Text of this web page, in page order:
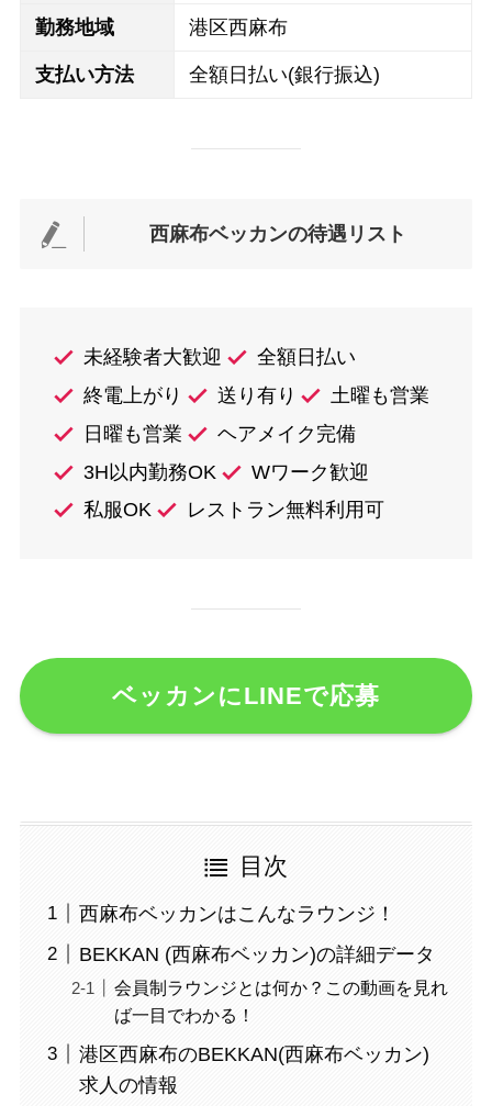
勤務地域 港区西麻布
支払い方法 全額日払い(銀行振込)
西麻布ベッカンの待遇リスト
未経験者大歓迎
全額日払い
終電上がり
送り有り
土曜も営業
日曜も営業
ヘアメイク完備
3H以内勤務OK
Wワーク歓迎
私服OK
レストラン無料利用可
ベッカンにLINEで応募
目次
西麻布ベッカンはこんなラウンジ！
BEKKAN (西麻布ベッカン)の詳細データ
会員制ラウンジとは何か？この動画を見れ
ば一目でわかる！
港区西麻布のBEKKAN(西麻布ベッカン)
求人の情報